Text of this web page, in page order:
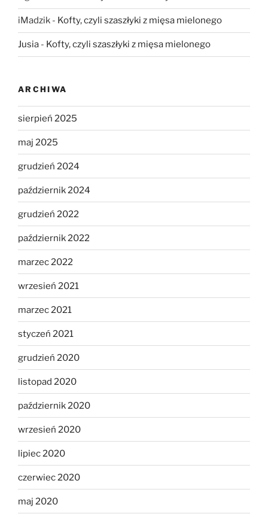
iMadzik - Kofty, czyli szaszłyki z mięsa mielonego
Jusia - Kofty, czyli szaszłyki z mięsa mielonego
ARCHIWA
sierpień 2025
maj 2025
grudzień 2024
październik 2024
grudzień 2022
październik 2022
marzec 2022
wrzesień 2021
marzec 2021
styczeń 2021
grudzień 2020
listopad 2020
październik 2020
wrzesień 2020
lipiec 2020
czerwiec 2020
maj 2020